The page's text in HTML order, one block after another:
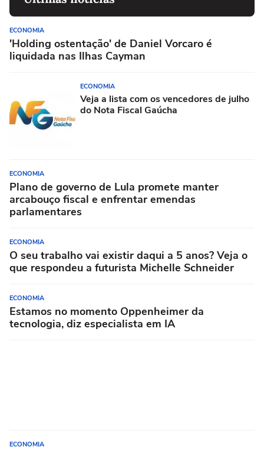
ECONOMIA
'Holding ostentação' de Daniel Vorcaro é
liquidada nas Ilhas Cayman
ECONOMIA
Veja a lista com os vencedores de julho
do Nota Fiscal Gaúcha
ECONOMIA
Plano de governo de Lula promete manter
arcabouço fiscal e enfrentar emendas
parlamentares
ECONOMIA
O seu trabalho vai existir daqui a 5 anos? Veja o
que respondeu a futurista Michelle Schneider
ECONOMIA
Estamos no momento Oppenheimer da
tecnologia, diz especialista em IA
ECONOMIA